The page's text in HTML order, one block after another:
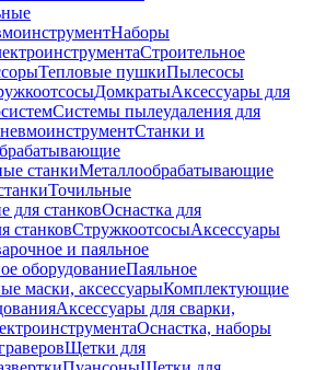
Наборы
Строительное
Тепловые пушкиПылесосы
ДомкратыАксессуары для
Системы пылеудаления для
Станки и
станкиМеталлообрабатывающие
Точильные
для станковОснастка для
станковСтружкоотсосыАксессуары
и паяльное
оборудованиеПаяльное
маски, аксессуарыКомплектующие
Аксессуары для сварки,
Оснастка, наборы
Щетки для